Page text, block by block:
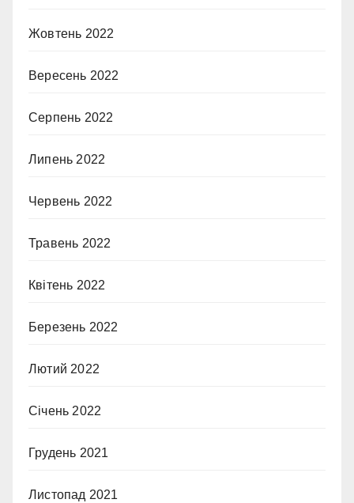
Жовтень 2022
Вересень 2022
Серпень 2022
Липень 2022
Червень 2022
Травень 2022
Квітень 2022
Березень 2022
Лютий 2022
Січень 2022
Грудень 2021
Листопад 2021